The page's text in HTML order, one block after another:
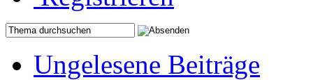
Ungelesene Beiträge